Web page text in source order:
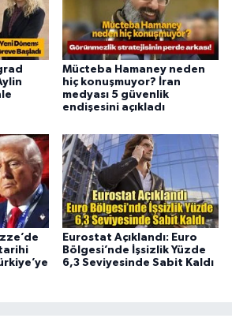
Mücteba Hamaney neden
hiç konuşmuyor? İran
medyası 5 güvenlik
endişesini açıkladı
Eurostat Açıklandı: Euro
Bölgesi’nde İşsizlik Yüzde
6,3 Seviyesinde Sabit Kaldı